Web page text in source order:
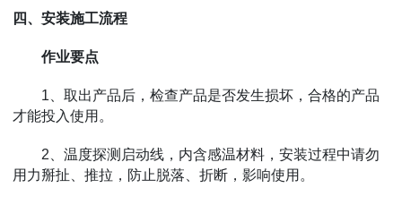
四、安装施工流程
作业要点
1、取出产品后，检查产品是否发生损坏，合格的产品
才能投入使用。
2、温度探测启动线，内含感温材料，安装过程中请勿
用力掰扯、推拉，防止脱落、折断，影响使用。